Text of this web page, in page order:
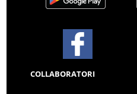
COLLABORATORI